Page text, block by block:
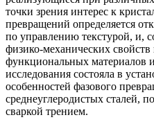
точки зрения интерес к
превращений определяется
по управлению текстурой, и,
физико-механических
функциональных материалов
исследования состояла в
особенностей фазового
среднеуглеродистых сталей,
сваркой трением.